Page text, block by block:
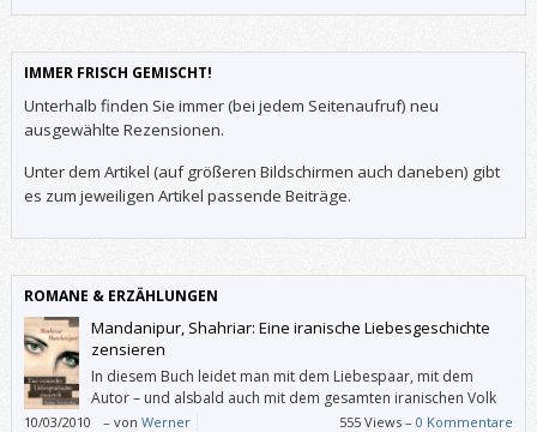
IMMER FRISCH GEMISCHT!
Unterhalb finden Sie immer (bei jedem Seitenaufruf) neu
ausgewählte Rezensionen.
Unter dem Artikel (auf größeren Bildschirmen auch daneben) gibt
es zum jeweiligen Artikel passende Beiträge.
ROMANE & ERZÄHLUNGEN
Mandanipur, Shahriar: Eine iranische Liebesgeschichte
zensieren
In diesem Buch leidet man mit dem Liebespaar, mit dem
Autor – und alsbald auch mit dem gesamten iranischen Volk
mit.
10/03/2010 – von Werner 555 Views –0 Kommentare